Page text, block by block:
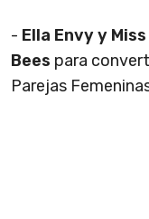
- Ella Envy y
Bees para
Parejas